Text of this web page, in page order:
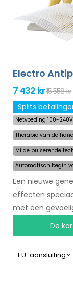
Electro
7 432 kr15 558 kr
Splits
Netvoeding 100-240V
Therapie van de
Milde pulserende
Automatisch begin
Een nieuwe
effecten
met een
technologie
stoppen voor
het
zonder de
De